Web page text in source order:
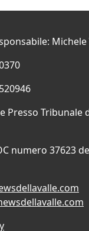
Michele
Presso Tribunale
numero 37623